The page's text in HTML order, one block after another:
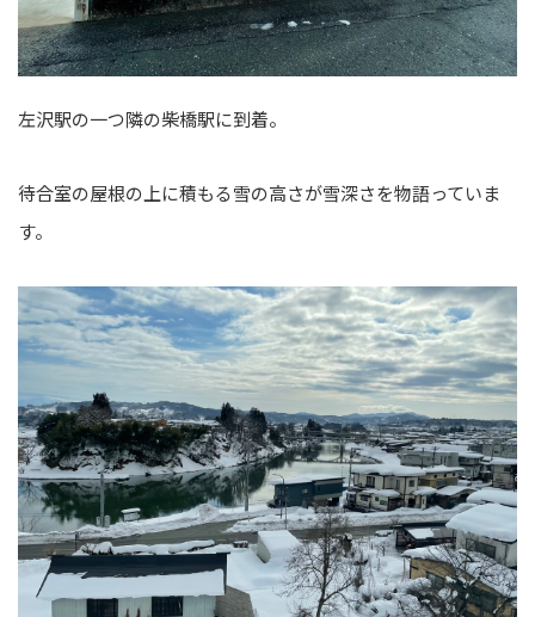
左沢駅の一つ隣の柴橋駅に到着。
待合室の屋根の上に積もる雪の高さが雪深さを物語っていま
す。